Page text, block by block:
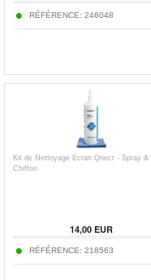
RÉFÉRENCE: 246048
Kit de Nettoyage Écran Qnect - Spray &
Chiffon
14,00EUR
RÉFÉRENCE: 218563